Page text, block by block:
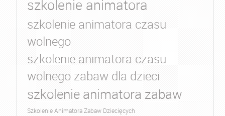
szkolenie animatora
szkolenie animatora czasu
wolnego
szkolenie animatora czasu
wolnego zabaw dla dzieci
szkolenie animatora zabaw
Szkolenie Animatora Zabaw Dziecięcych